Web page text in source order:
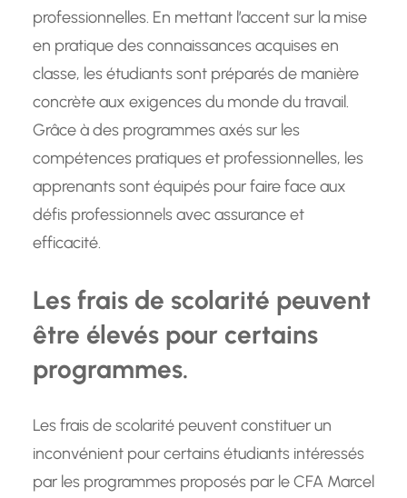
professionnelles. En mettant l’accent sur la mise
en pratique des connaissances acquises en
classe, les étudiants sont préparés de manière
concrète aux exigences du monde du travail.
Grâce à des programmes axés sur les
compétences pratiques et professionnelles, les
apprenants sont équipés pour faire face aux
défis professionnels avec assurance et
efficacité.
Les frais de scolarité peuvent
être élevés pour certains
programmes.
Les frais de scolarité peuvent constituer un
inconvénient pour certains étudiants intéressés
par les programmes proposés par le CFA Marcel